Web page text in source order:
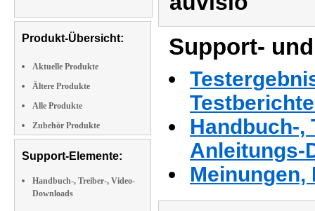
Produkt-Übersicht:
Aktuelle Produkte
Ältere Produkte
Alle Produkte
Zubehör Produkte
Support-Elemente:
Handbuch-, Treiber-, Video-
Downloads
Support-
Handbuch-,
Anleitungs-